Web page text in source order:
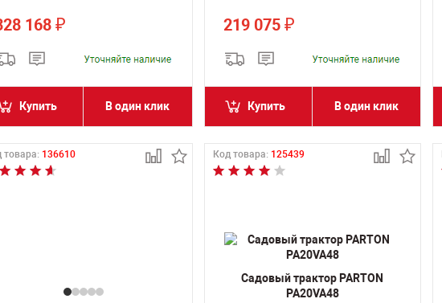
168 ₽
Купить В один клик
219 075 ₽
Купить В один клик
товара: 136610 Код товара: 125439
Садовый трактор PARTON
PA20VA48